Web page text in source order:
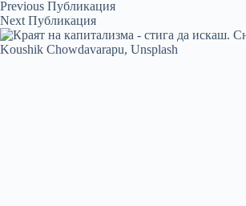
Previous Публикация
Next Публикация